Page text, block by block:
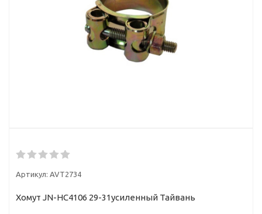
Артикул: AVT2734
Хомут JN-HC4106 29-31усиленный Тайвань